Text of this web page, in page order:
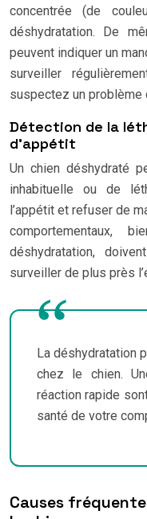
concentrée (de
déshydratation. De
peuvent indiquer un
surveiller
suspectez un problème
Détection de la
d’appétit
Un chien déshydraté
inhabituelle ou de
l’appétit et refuser de
comportementaux,
déshydratation,
surveiller de plus près
La déshydratation
chez le chien.
réaction rapide
santé de votre
Causes